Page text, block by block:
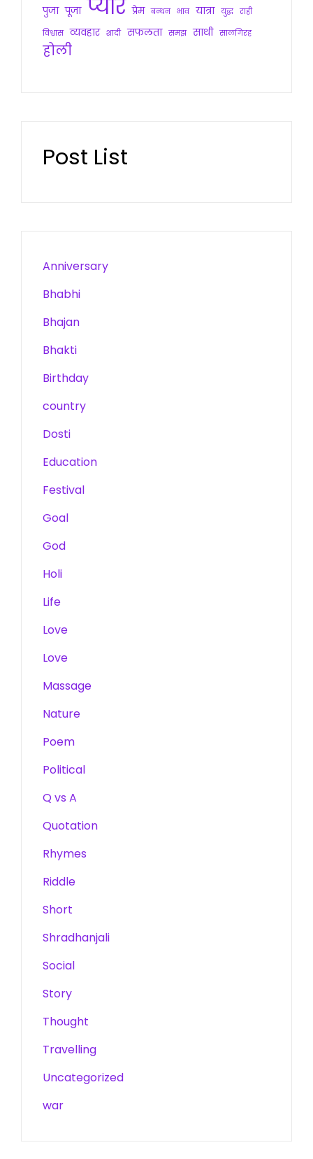
पुजा पूजा प्यार प्रेम बन्धन भाव यात्रा युद्ध राही
विश्वास व्यवहार शादी सफलता समझ साथी सालगिरह
होली
Post List
Anniversary
Bhabhi
Bhajan
Bhakti
Birthday
country
Dosti
Education
Festival
Goal
God
Holi
Life
Love
Love
Massage
Nature
Poem
Political
Q vs A
Quotation
Rhymes
Riddle
Short
Shradhanjali
Social
Story
Thought
Travelling
Uncategorized
war